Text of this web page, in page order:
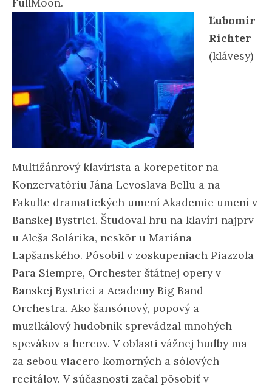
Ľubomír
Richter
(klávesy)
Multižánrový klavírista a korepetítor na
Konzervatóriu Jána Levoslava Bellu a na
Fakulte dramatických umení Akademie umení v
Banskej Bystrici. Študoval hru na klavíri najprv
u Aleša Solárika, neskôr u Mariána
Lapšanského. Pôsobil v zoskupeniach Piazzola
Para Siempre, Orchester štátnej opery v
Banskej Bystrici a Academy Big Band
Orchestra. Ako šansónový, popový a
muzikálový hudobník sprevádzal mnohých
spevákov a hercov. V oblasti vážnej hudby ma
za sebou viacero komorných a sólových
recitálov. V súčasnosti začal pôsobiť v